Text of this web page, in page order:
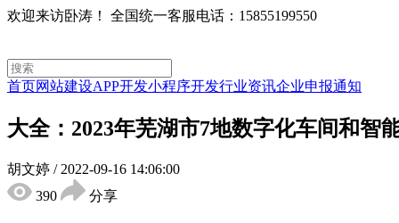
欢迎来访卧涛！ 全国统一客服电话：15855199550
首页网站建设APP开发小程序开发行业资讯企业申报通知
大全：2023年芜湖市7地数字化车间和智
胡文婷 / 2022-09-16 14:06:00
390
分享